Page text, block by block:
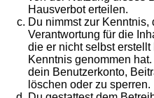
Hausverbot erteilen.
Du nimmst zur
Verantwortung für die
die er nicht selbst
Kenntnis genommen
dein Benutzerkonto,
löschen oder zu sperren.